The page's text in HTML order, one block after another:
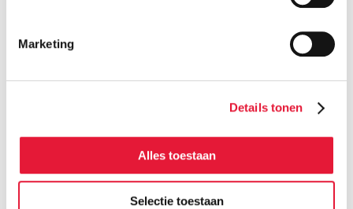
Marketing
Details tonen
Alles toestaan
Selectie toestaan